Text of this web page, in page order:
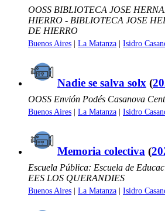
OOSS BIBLIOTECA JOSE
HIERRO - BIBLIOTECA JOSE
DE HIERRO
Buenos Aires | La Matanza | Isidro
Nadie se salva solx (
OOSS Envión Podés Casanova
Buenos Aires | La Matanza | Isidro
Memoria colectiva (
Escuela Pública: Escuela de
EES LOS QUERANDIES
Buenos Aires | La Matanza | Isidro